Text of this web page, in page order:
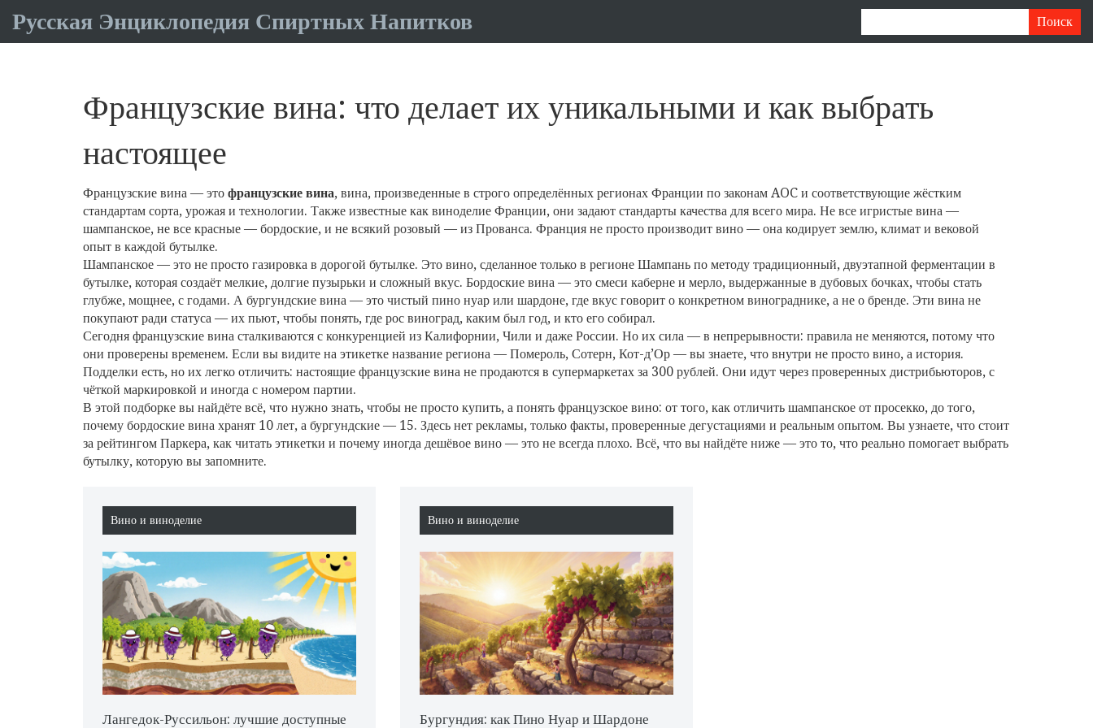
Русская Энциклопедия Спиртных Напитков
Французские вина: что делает их уникальными и как выбрать
настоящее
Французские вина — это французские вина, вина, произведенные в строго определённых регионах Франции по законам AOC и соответствующие жёстким
стандартам сорта, урожая и технологии. Также известные как виноделие Франции, они задают стандарты качества для всего мира. Не все игристые вина —
шампанское, не все красные — бордоские, и не всякий розовый — из Прованса. Франция не просто производит вино — она кодирует землю, климат и вековой
опыт в каждой бутылке.
Шампанское — это не просто газировка в дорогой бутылке. Это вино, сделанное только в регионе Шампань по методу традиционный, двуэтапной ферментации в
бутылке, которая создаёт мелкие, долгие пузырьки и сложный вкус. Бордоские вина — это смеси каберне и мерло, выдержанные в дубовых бочках, чтобы стать
глубже, мощнее, с годами. А бургундские вина — это чистый пино нуар или шардоне, где вкус говорит о конкретном винограднике, а не о бренде. Эти вина не
покупают ради статуса — их пьют, чтобы понять, где рос виноград, каким был год, и кто его собирал.
Сегодня французские вина сталкиваются с конкуренцией из Калифорнии, Чили и даже России. Но их сила — в непрерывности: правила не меняются, потому что
они проверены временем. Если вы видите на этикетке название региона — Помероль, Сотерн, Кот-д’Ор — вы знаете, что внутри не просто вино, а история.
Подделки есть, но их легко отличить: настоящие французские вина не продаются в супермаркетах за 300 рублей. Они идут через проверенных дистрибьюторов, с
чёткой маркировкой и иногда с номером партии.
В этой подборке вы найдёте всё, что нужно знать, чтобы не просто купить, а понять французское вино: от того, как отличить шампанское от просекко, до того,
почему бордоские вина хранят 10 лет, а бургундские — 15. Здесь нет рекламы, только факты, проверенные дегустациями и реальным опытом. Вы узнаете, что стоит
за рейтингом Паркера, как читать этикетки и почему иногда дешёвое вино — это не всегда плохо. Всё, что вы найдёте ниже — это то, что реально помогает выбрать
бутылку, которую вы запомните.
Вино и виноделие
Лангедок-Руссильон: лучшие доступные
Вино и виноделие
Бургундия: как Пино Нуар и Шардоне